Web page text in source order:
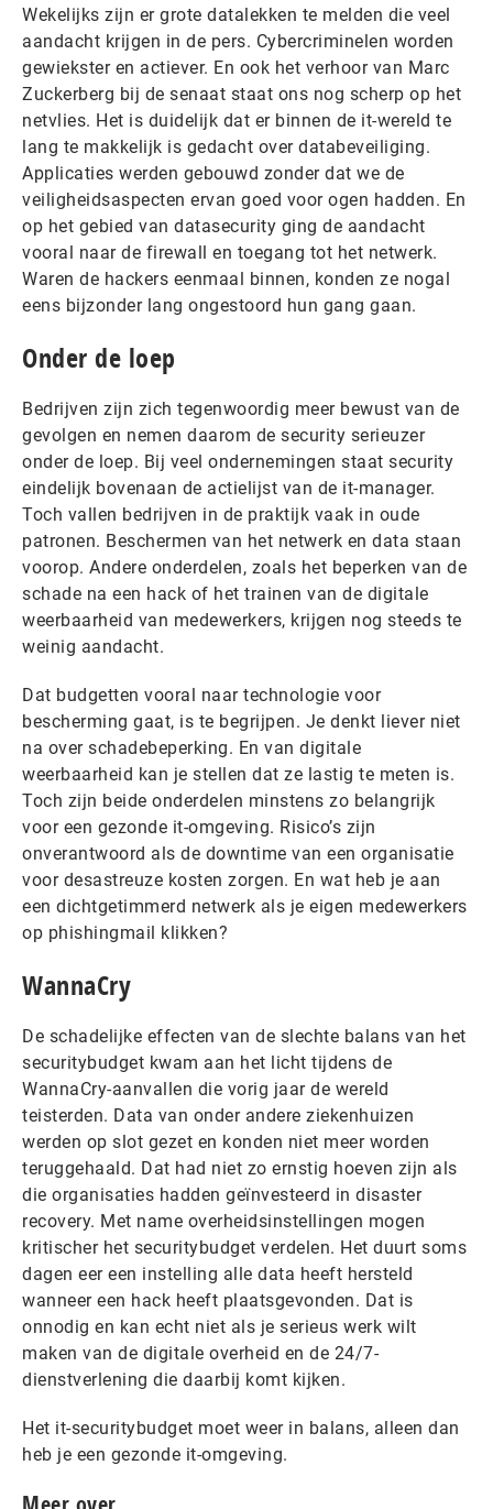
Wekelijks zijn er grote datalekken te melden die veel
aandacht krijgen in de pers. Cybercriminelen worden
gewiekster en actiever. En ook het verhoor van Marc
Zuckerberg bij de senaat staat ons nog scherp op het
netvlies. Het is duidelijk dat er binnen de it-wereld te
lang te makkelijk is gedacht over databeveiliging.
Applicaties werden gebouwd zonder dat we de
veiligheidsaspecten ervan goed voor ogen hadden. En
op het gebied van datasecurity ging de aandacht
vooral naar de firewall en toegang tot het netwerk.
Waren de hackers eenmaal binnen, konden ze nogal
eens bijzonder lang ongestoord hun gang gaan.
Onder de loep
Bedrijven zijn zich tegenwoordig meer bewust van de
gevolgen en nemen daarom de security serieuzer
onder de loep. Bij veel ondernemingen staat security
eindelijk bovenaan de actielijst van de it-manager.
Toch vallen bedrijven in de praktijk vaak in oude
patronen. Beschermen van het netwerk en data staan
voorop. Andere onderdelen, zoals het beperken van de
schade na een hack of het trainen van de digitale
weerbaarheid van medewerkers, krijgen nog steeds te
weinig aandacht.
Dat budgetten vooral naar technologie voor
bescherming gaat, is te begrijpen. Je denkt liever niet
na over schadebeperking. En van digitale
weerbaarheid kan je stellen dat ze lastig te meten is.
Toch zijn beide onderdelen minstens zo belangrijk
voor een gezonde it-omgeving. Risico’s zijn
onverantwoord als de downtime van een organisatie
voor desastreuze kosten zorgen. En wat heb je aan
een dichtgetimmerd netwerk als je eigen medewerkers
op phishingmail klikken?
WannaCry
De schadelijke effecten van de slechte balans van het
securitybudget kwam aan het licht tijdens de
WannaCry-aanvallen die vorig jaar de wereld
teisterden. Data van onder andere ziekenhuizen
werden op slot gezet en konden niet meer worden
teruggehaald. Dat had niet zo ernstig hoeven zijn als
die organisaties hadden geïnvesteerd in disaster
recovery. Met name overheidsinstellingen mogen
kritischer het securitybudget verdelen. Het duurt soms
dagen eer een instelling alle data heeft hersteld
wanneer een hack heeft plaatsgevonden. Dat is
onnodig en kan echt niet als je serieus werk wilt
maken van de digitale overheid en de 24/7-
dienstverlening die daarbij komt kijken.
Het it-securitybudget moet weer in balans, alleen dan
heb je een gezonde it-omgeving.